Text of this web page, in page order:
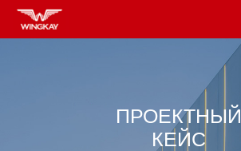
ПРОЕКТНЫЙ
КЕЙС